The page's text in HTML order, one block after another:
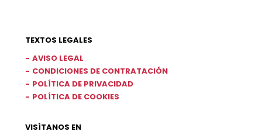
TEXTOS LEGALES
AVISO LEGAL
CONDICIONES DE CONTRATACIÓN
POLÍTICA DE PRIVACIDAD
POLÍTICA DE COOKIES
VISÍTANOS EN